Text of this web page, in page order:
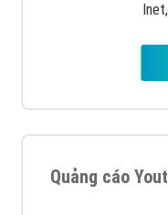
Quảng cáo